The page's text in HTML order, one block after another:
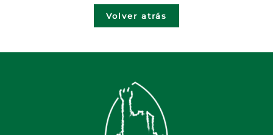
Volver atrás